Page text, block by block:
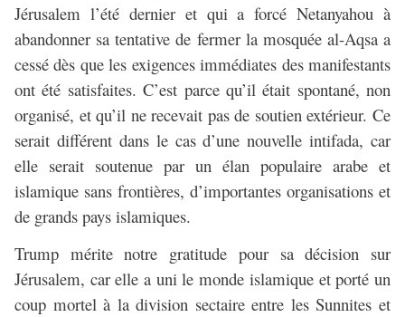
Jérusalem l’été dernier et qui a forcé Netanyahou à
abandonner sa tentative de fermer la mosquée al-Aqsa a
cessé dès que les exigences immédiates des manifestants
ont été satisfaites. C’est parce qu’il était spontané, non
organisé, et qu’il ne recevait pas de soutien extérieur. Ce
serait différent dans le cas d’une nouvelle intifada, car
elle serait soutenue par un élan populaire arabe et
islamique sans frontières, d’importantes organisations et
de grands pays islamiques.
Trump mérite notre gratitude pour sa décision sur
Jérusalem, car elle a uni le monde islamique et porté un
coup mortel à la division sectaire entre les Sunnites et